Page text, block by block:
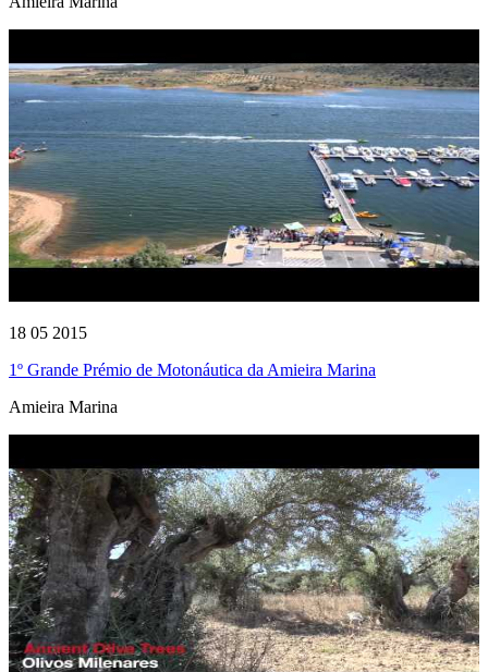
18 05 2015
1º Grande Prémio de Motonáutica da Amieira Marina
Amieira Marina